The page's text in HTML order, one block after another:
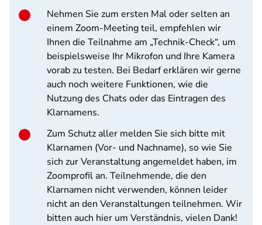
Nehmen Sie zum ersten Mal oder selten an
einem Zoom-Meeting teil, empfehlen wir
Ihnen die Teilnahme am „Technik-Check“, um
beispielsweise Ihr Mikrofon und Ihre Kamera
vorab zu testen. Bei Bedarf erklären wir gerne
auch noch weitere Funktionen, wie die
Nutzung des Chats oder das Eintragen des
Klarnamens.
Zum Schutz aller melden Sie sich bitte mit
Klarnamen (Vor- und Nachname), so wie Sie
sich zur Veranstaltung angemeldet haben, im
Zoomprofil an. Teilnehmende, die den
Klarnamen nicht verwenden, können leider
nicht an den Veranstaltungen teilnehmen. Wir
bitten auch hier um Verständnis, vielen Dank!